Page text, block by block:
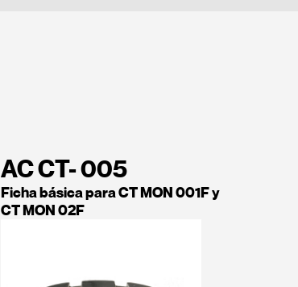
AC CT- 005
Ficha básica para CT MON 001F y
CT MON 02F